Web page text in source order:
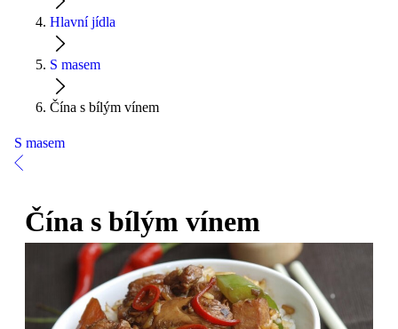
Hlavní jídla
S masem
Čína s bílým vínem
S masem
Čína s bílým vínem